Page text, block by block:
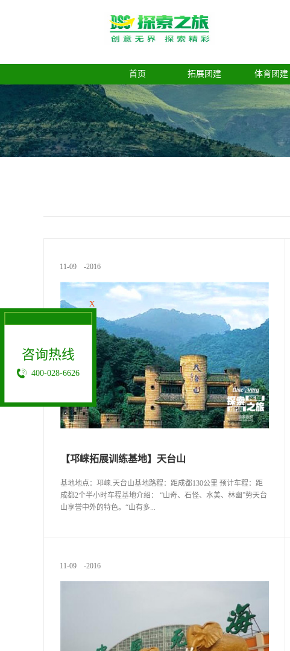
首页 拓展团建 体育团建
【邛崃拓展训练基地】天台山
2016
-
11-09
基地地点：邛崃.天台山基地路程：距成都130公里 预计车程：距
成都2个半小时车程基地介绍： “山奇、石怪、水美、林幽”势天台
山享誉中外的特色。“山有多...
示出一幅“九十里长河八百川，九千颗怪石两千峰”的中国山水画长
卷。 天台山具有深厚的历史文化底蕴。早在远古时代，天台山
“登高祭天”；汉代，道家在此相山凿洞，筑坛祭神；宋代，儒、
佛、道“三教合流”，道观、佛寺、官房多达108处，形成庞大的宗
教山城。至今，天台山还留存有“和尚衙门”、“和尚街”、“雷音
寺”、“第一禅林”等众多罕见的历史文化遗迹。
2016
-
11-09
X
咨询热线
400-028-6626